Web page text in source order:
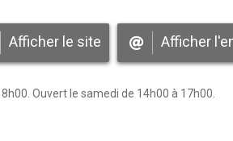
Afficher le site Afficher
Ouvert le samedi de 14h00 à 17h00.